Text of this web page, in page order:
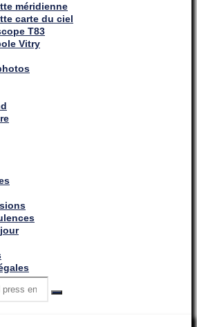
méridienne
carte du ciel
T83
Vitry
Search